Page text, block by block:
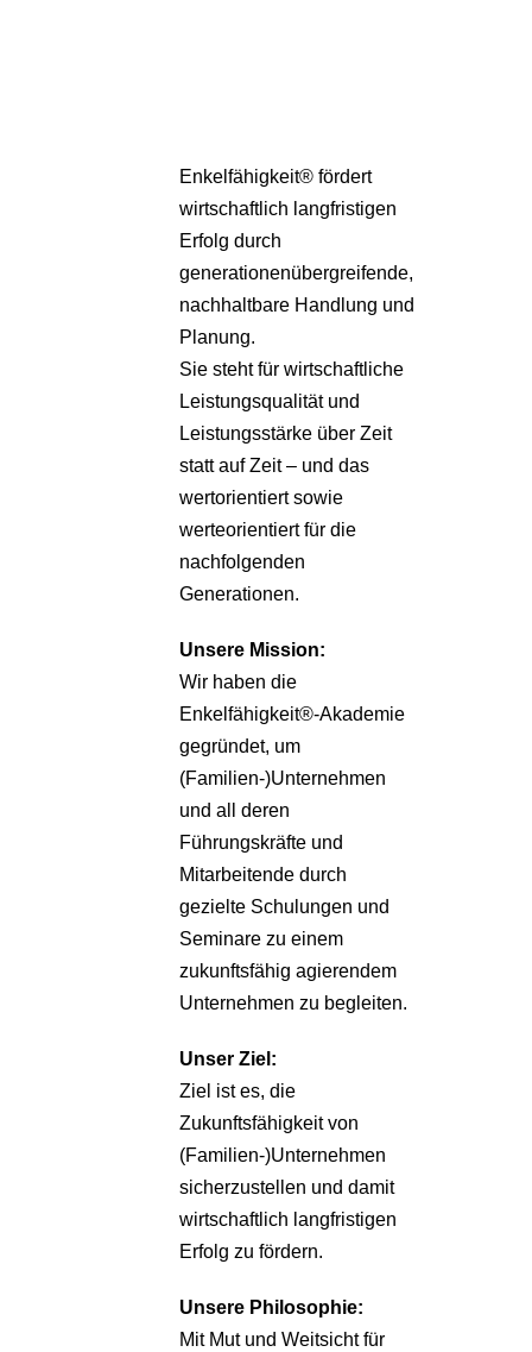
Enkelfähigkeit® fördert
wirtschaftlich langfristigen
Erfolg durch
generationenübergreifende,
nachhaltbare Handlung und
Planung.
Sie steht für wirtschaftliche
Leistungsqualität und
Leistungsstärke über Zeit
statt auf Zeit – und das
wertorientiert sowie
werteorientiert für die
nachfolgenden
Generationen.
Unsere Mission:
Wir haben die
Enkelfähigkeit®-Akademie
gegründet, um
(Familien-)Unternehmen
und all deren
Führungskräfte und
Mitarbeitende durch
gezielte Schulungen und
Seminare zu einem
zukunftsfähig agierendem
Unternehmen zu begleiten.
Unser Ziel:
Ziel ist es, die
Zukunftsfähigkeit von
(Familien-)Unternehmen
sicherzustellen und damit
wirtschaftlich langfristigen
Erfolg zu fördern.
Unsere Philosophie:
Mit Mut und Weitsicht für